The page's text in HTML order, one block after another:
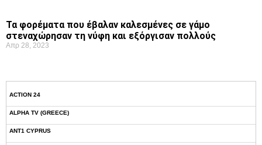
Τα φορέματα που έβαλαν καλεσμένες σε γάμο
στεναχώρησαν τη νύφη και εξόργισαν πολλούς
Απρ 28, 2023
ACTION 24
ALPHA TV (GREECE)
ANT1 CYPRUS